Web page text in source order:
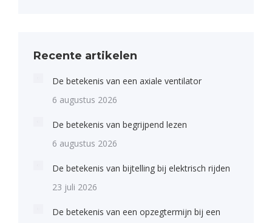
Recente artikelen
De betekenis van een axiale ventilator
6 augustus 2026
De betekenis van begrijpend lezen
6 augustus 2026
De betekenis van bijtelling bij elektrisch rijden
23 juli 2026
De betekenis van een opzegtermijn bij een